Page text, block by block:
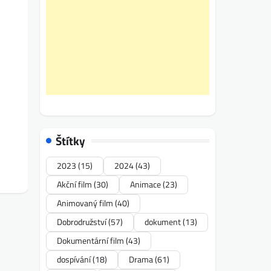
Štítky
2023(15) 2024(43)
Akční film(30) Animace(23)
Animovaný film(40)
Dobrodružství(57) dokument(13)
Dokumentární film(43)
dospívání(18) Drama(61)